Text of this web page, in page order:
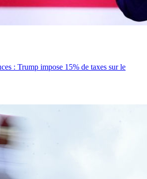
: Trump impose 15% de taxes sur le